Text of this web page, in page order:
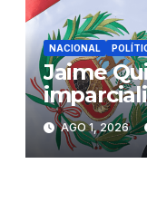
NACIONAL
Jaime
de
AGO 1, 2026